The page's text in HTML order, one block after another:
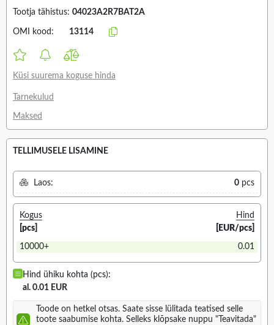
Tootja tähistus: 04023A2R7BAT2A
OMI kood: 13114
Küsi suurema koguse hinda
Tarnekulud
Maksed
TELLIMUSELE LISAMINE
Laos: 0 pcs
Kogus
[pcs]
Hind
[EUR/pcs]
10000+ 0.01
Hind ühiku kohta (pcs):
al. 0.01 EUR
Toode on hetkel otsas. Saate sisse lülitada teatised selle
toote saabumise kohta. Selleks klõpsake nuppu "Teavitada"